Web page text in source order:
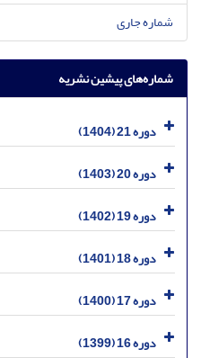
شماره جاری
شماره‌های پیشین نشریه
دوره 21 (1404)
دوره 20 (1403)
دوره 19 (1402)
دوره 18 (1401)
دوره 17 (1400)
دوره 16 (1399)